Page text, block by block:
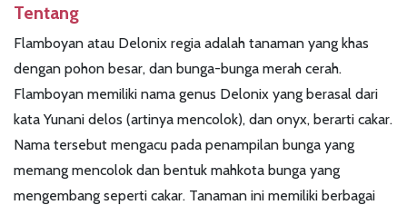
Tentang
Flamboyan atau Delonix regia adalah tanaman yang khas
dengan pohon besar, dan bunga-bunga merah cerah.
Flamboyan memiliki nama genus Delonix yang berasal dari
kata Yunani delos (artinya mencolok), dan onyx, berarti cakar.
Nama tersebut mengacu pada penampilan bunga yang
memang mencolok dan bentuk mahkota bunga yang
mengembang seperti cakar. Tanaman ini memiliki berbagai